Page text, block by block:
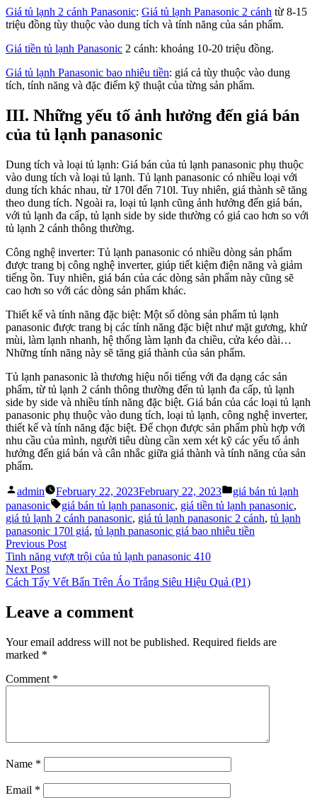
Giá tủ lạnh 2 cánh Panasonic: Giá tủ lạnh Panasonic 2 cánh từ 8-15
triệu đồng tùy thuộc vào dung tích và tính năng của sản phẩm.
Giá tiền tủ lạnh Panasonic 2 cánh: khoảng 10-20 triệu đồng.
Giá tủ lạnh Panasonic bao nhiêu tiền: giá cả tùy thuộc vào dung
tích, tính năng và đặc điểm kỹ thuật của từng sản phẩm.
III. Những yếu tố ảnh hưởng đến giá bán
của tủ lạnh panasonic
Dung tích và loại tủ lạnh: Giá bán của tủ lạnh panasonic phụ thuộc
vào dung tích và loại tủ lạnh. Tủ lạnh panasonic có nhiều loại với
dung tích khác nhau, từ 170l đến 710l. Tuy nhiên, giá thành sẽ tăng
theo dung tích. Ngoài ra, loại tủ lạnh cũng ảnh hưởng đến giá bán,
với tủ lạnh đa cấp, tủ lạnh side by side thường có giá cao hơn so với
tủ lạnh 2 cánh thông thường.
Công nghệ inverter: Tủ lạnh panasonic có nhiều dòng sản phẩm
được trang bị công nghệ inverter, giúp tiết kiệm điện năng và giảm
tiếng ồn. Tuy nhiên, giá bán của các dòng sản phẩm này cũng sẽ
cao hơn so với các dòng sản phẩm khác.
Thiết kế và tính năng đặc biệt: Một số dòng sản phẩm tủ lạnh
panasonic được trang bị các tính năng đặc biệt như mặt gương, khử
mùi, làm lạnh nhanh, hệ thống làm lạnh đa chiều, cửa kéo dài…
Những tính năng này sẽ tăng giá thành của sản phẩm.
Tủ lạnh panasonic là thương hiệu nổi tiếng với đa dạng các sản
phẩm, từ tủ lạnh 2 cánh thông thường đến tủ lạnh đa cấp, tủ lạnh
side by side và nhiều tính năng đặc biệt. Giá bán của các loại tủ lạnh
panasonic phụ thuộc vào dung tích, loại tủ lạnh, công nghệ inverter,
thiết kế và tính năng đặc biệt. Để chọn được sản phẩm phù hợp với
nhu cầu của mình, người tiêu dùng cần xem xét kỹ các yếu tố ảnh
hưởng đến giá bán và cân nhắc giữa giá thành và tính năng của sản
phẩm.
Posted
by
admin February 22, 2023February 22, 2023
Posted
in
giá bán tủ lạnh
panasonic
Tags:
giá bán tủ lạnh panasonic, giá tiền tủ lạnh panasonic,
giá tủ lạnh 2 cánh panasonic, giá tủ lạnh panasonic 2 cánh, tủ lạnh
panasonic 170l giá, tủ lạnh panasonic giá bao nhiêu tiền
Post
navigation
Previous PostPrevious
post:
Tinh năng vượt trội của tủ lạnh panasonic 410
Next PostNext
post:
Cách Tẩy Vết Bẩn Trên Áo Trắng Siêu Hiệu Quả (P1)
Leave a comment
Your email address will not be published. Required fields are
marked *
Comment *
Name *
Email *